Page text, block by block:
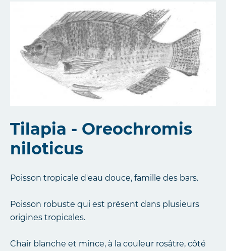
Tilapia - Oreochromis
niloticus
Poisson tropicale d'eau douce, famille des bars.
Poisson robuste qui est présent dans plusieurs
origines tropicales.
Chair blanche et mince, à la couleur rosâtre, côté